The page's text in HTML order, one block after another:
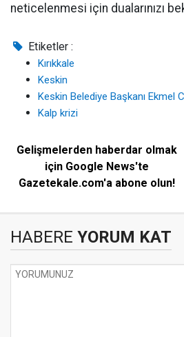
neticelenmesi için dualarınızı
Etiketler :
Kırıkkale
Keskin
Keskin Belediye Başkanı Ekmel
Kalp krizi
Gelişmelerden haberdar olmak
için Google News'te
Gazetekale.com'a abone olun!
HABERE YORUM KAT